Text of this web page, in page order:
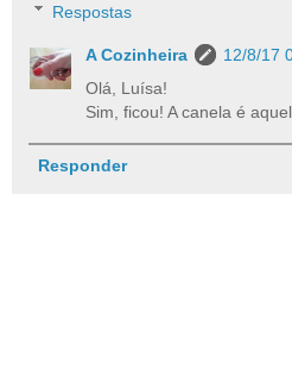
Respostas
A Cozinheira
12/8/17
Olá, Luísa!
Sim, ficou! A canela é
Responder